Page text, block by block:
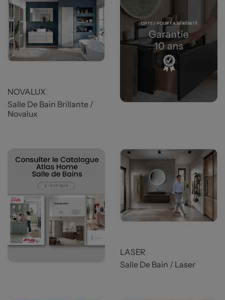
NOVALUX
Salle De Bain Brillante /
Novalux
LASER
Salle De Bain / Laser